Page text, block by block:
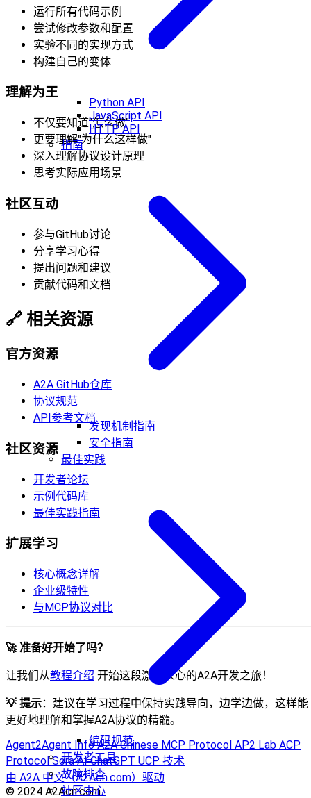
Python API
JavaScript API
HTTP API
指南
发现机制指南
安全指南
最佳实践
编码规范
开发者工具
故障排查
社区中心
运行所有代码示例
尝试修改参数和配置
实验不同的实现方式
构建自己的变体
理解为王
不仅要知道"怎么做"
更要理解"为什么这样做"
深入理解协议设计原理
思考实际应用场景
社区互动
参与GitHub讨论
分享学习心得
提出问题和建议
贡献代码和文档
🔗 相关资源
官方资源
A2A GitHub仓库
协议规范
API参考文档
社区资源
开发者论坛
示例代码库
最佳实践指南
扩展学习
核心概念详解
企业级特性
与MCP协议对比
🚀 准备好开始了吗？
让我们从教程介绍 开始这段激动人心的A2A开发之旅！
💡 提示：建议在学习过程中保持实践导向，边学边做，这样能
更好地理解和掌握A2A协议的精髓。
Agent2Agent InfoA2A Chinese MCP Protocol AP2 Lab ACP
ProtocolSora AIChatGPT UCP 技术
由 A2A 中文（A2Acn.com）驱动
© 2024 A2Acn.com.